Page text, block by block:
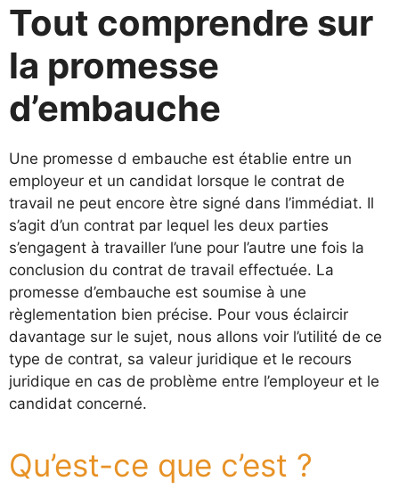
Tout comprendre sur
la promesse
d’embauche
Une promesse d embauche est établie entre un
employeur et un candidat lorsque le contrat de
travail ne peut encore ètre signé dans l’immédiat. Il
s’agit d’un contrat par lequel les deux parties
s’engagent à travailler l’une pour l’autre une fois la
conclusion du contrat de travail effectuée. La
promesse d’embauche est soumise à une
règlementation bien précise. Pour vous éclaircir
davantage sur le sujet, nous allons voir l’utilité de ce
type de contrat, sa valeur juridique et le recours
juridique en cas de problème entre l’employeur et le
candidat concerné.
Qu’est-ce que c’est ?